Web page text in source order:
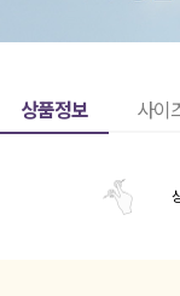
상품정보 사이